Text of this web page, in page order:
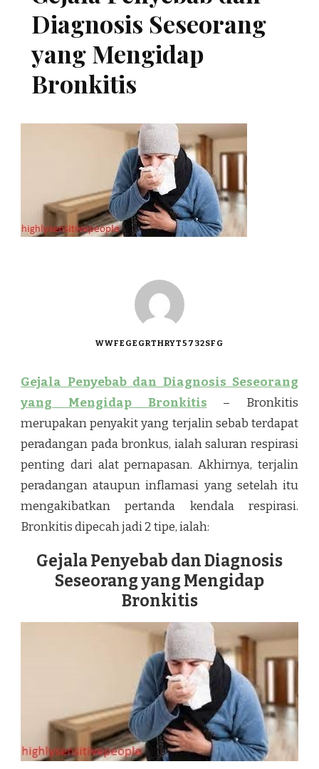
Diagnosis Seseorang
yang Mengidap
Bronkitis
WWFEGEGRTHRYT5732SFG
Gejala Penyebab dan Diagnosis Seseorang
yang Mengidap Bronkitis – Bronkitis
merupakan penyakit yang terjalin sebab terdapat
peradangan pada bronkus, ialah saluran respirasi
penting dari alat pernapasan. Akhirnya, terjalin
peradangan ataupun inflamasi yang setelah itu
mengakibatkan pertanda kendala respirasi.
Bronkitis dipecah jadi 2 tipe, ialah:
Gejala Penyebab dan Diagnosis
Seseorang yang Mengidap
Bronkitis